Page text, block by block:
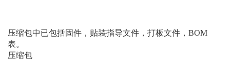
压缩包中已包括固件，贴装指导文件，打板文件，BOM
表。
压缩包